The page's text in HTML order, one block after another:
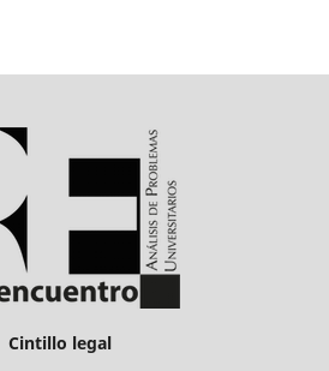
Cintillo legal